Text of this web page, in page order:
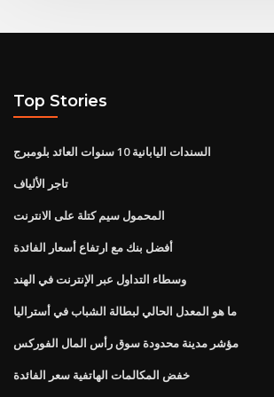
Top Stories
السندات اليابانية 10 سنوات العائد بلومبرج
تاجر الألياف
المحمول سيم كتلة على الانترنت
أفضل بنك مع ارتفاع أسعار الفائدة
وسطاء التداول عبر الإنترنت في الهند
ما هو المعدل الحالي لبطالة الشباب في أستراليا
مؤشر مدينة محدودة سوق رأس المال الفوركس
خفض المكالمات الهاتفية سعر الفائدة